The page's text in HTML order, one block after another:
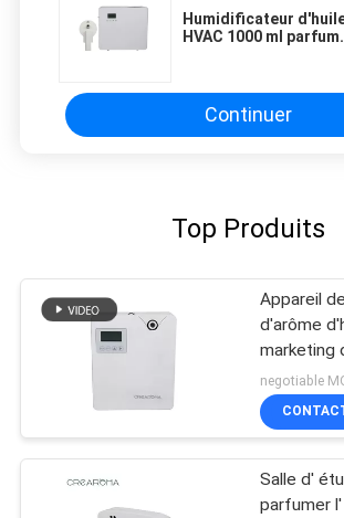
Humidificateur
HVAC 1000 ml parfum
Continuer
Top Produits
Appareil
d'arôme
marketing
Blanc 300
d'air
negotiable
Salle d'
parfumer l'